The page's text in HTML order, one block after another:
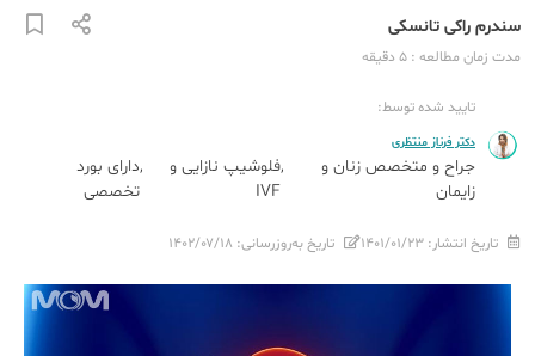
سندرم راکی تانسکی
مدت زمان مطالعه : 5 دقیقه
تایید شده توسط:
دکتر فرناز منتظری
جراح و متخصص زنان و
زایمان
فلوشیپ نازایی و
IVF
دارای بورد
تخصصی
تاریخ انتشار: ۱۴۰۱/۰۱/۲۳ تاریخ به‌روزرسانی: ۱۴۰۲/۰۷/۱۸